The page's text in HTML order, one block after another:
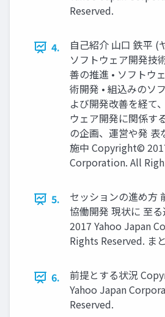
Reserved.
4.
自己紹介 山口 鉄平 (
ソフトウェア開発技
善の推進 • ソフトウ
術開発 • 組込みのソ
よび開発改善を経て
ウェア開発に関係す
の企画、運営や発 表
施中 Copyright©
Corporation. All
5.
セッションの進め方
協働開発 現状に 至
2017 Yahoo Japan
Rights Reserved. ま
6.
前提とする状況
Yahoo Japan
Reserved.